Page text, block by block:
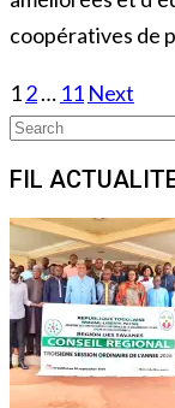
coopératives de
Posts
12… 11 Next
Search
FIL